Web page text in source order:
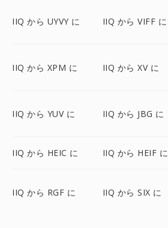
IIQ から UYVY に IIQ から VIFF に
IIQ から XPM に IIQ から XV に
IIQ から YUV に IIQ から JBG に
IIQ から HEIC に IIQ から HEIF に
IIQ から RGF に IIQ から SIX に